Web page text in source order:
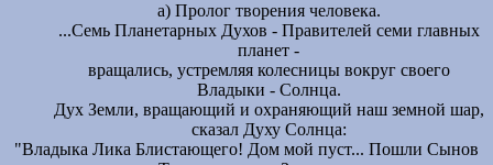
а) Пролог творения человека.
...Семь Планетарных Духов - Правителей семи главных
планет -
вращались, устремляя колесницы вокруг своего
Владыки - Солнца.
Дух Земли, вращающий и охраняющий наш земной шар,
сказал Духу Солнца:
"Владыка Лика Блистающего! Дом мой пуст... Пошли Сынов